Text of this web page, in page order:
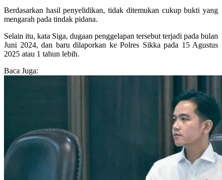
Berdasarkan hasil penyelidikan, tidak ditemukan cukup bukti yang
mengarah pada tindak pidana.
Selain itu, kata Siga, dugaan penggelapan tersebut terjadi pada bulan
Juni 2024, dan baru dilaporkan ke Polres Sikka pada 15 Agustus
2025 atau 1 tahun lebih.
Baca Juga: